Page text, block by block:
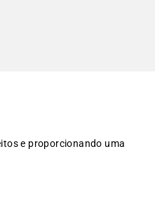
e proporcionando uma